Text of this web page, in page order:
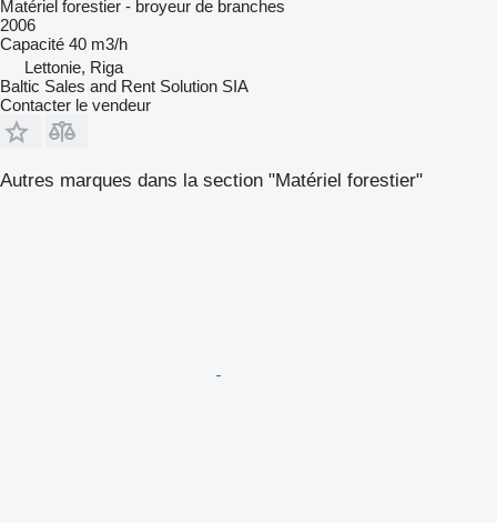
Matériel forestier - broyeur de branches
2006
Capacité 40 m3/h
Lettonie, Riga
Baltic Sales and Rent Solution SIA
Contacter le vendeur
Autres marques dans la section "Matériel forestier"